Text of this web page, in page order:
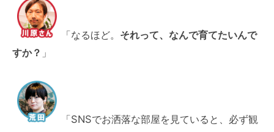
「なるほど。 それって、なんで育てたいんで
すか？ 」
「SNSでお洒落な部屋を見ていると、必ず観